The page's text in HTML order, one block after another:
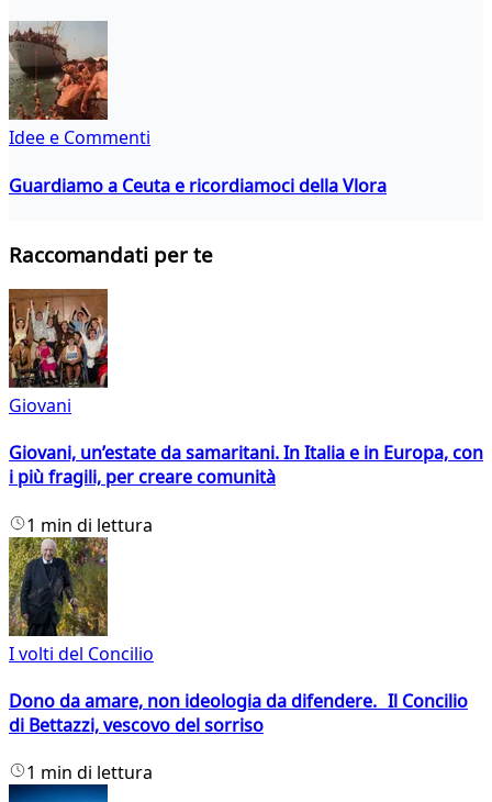
Idee e Commenti
Guardiamo a Ceuta e ricordiamoci della Vlora
Raccomandati per te
Giovani
Giovani, un’estate da samaritani. In Italia e in Europa, con
i più fragili, per creare comunità
1 min di lettura
I volti del Concilio
Dono da amare, non ideologia da difendere. Il Concilio
di Bettazzi, vescovo del sorriso
1 min di lettura